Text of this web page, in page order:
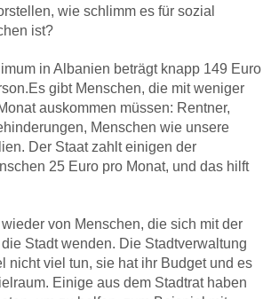
wie schlimm es für sozial
ist?
in Albanien beträgt knapp 149 Euro
gibt Menschen, die mit weniger
auskommen müssen: Rentner,
Menschen wie unsere
Der Staat zahlt einigen der
25 Euro pro Monat, und das hilft
von Menschen, die sich mit der
Stadt wenden. Die Stadtverwaltung
nicht viel tun, sie hat ihr Budget und es
Einige aus dem Stadtrat haben